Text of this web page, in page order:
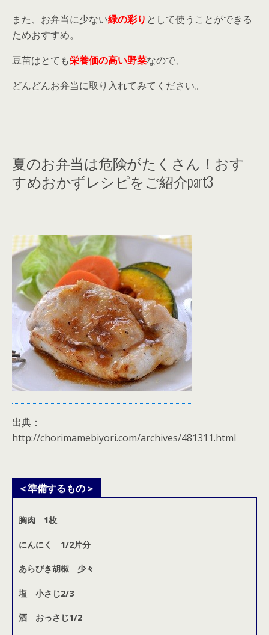
また、お弁当に少ない緑の彩り として使うことができる
ためおすすめ。
豆苗はとても栄養価の高い野菜なので、
どんどんお弁当に取り入れてみてください。
夏のお弁当は危険がたくさん！おす
すめおかずレシピをご紹介part3
出典：
http://chorimamebiyori.com/archives/481311.html
＜準備するもの＞
胸肉 1枚
にんにく 1/2片分
あらびき胡椒 少々
塩 小さじ2/3
酒 おっさじ1/2